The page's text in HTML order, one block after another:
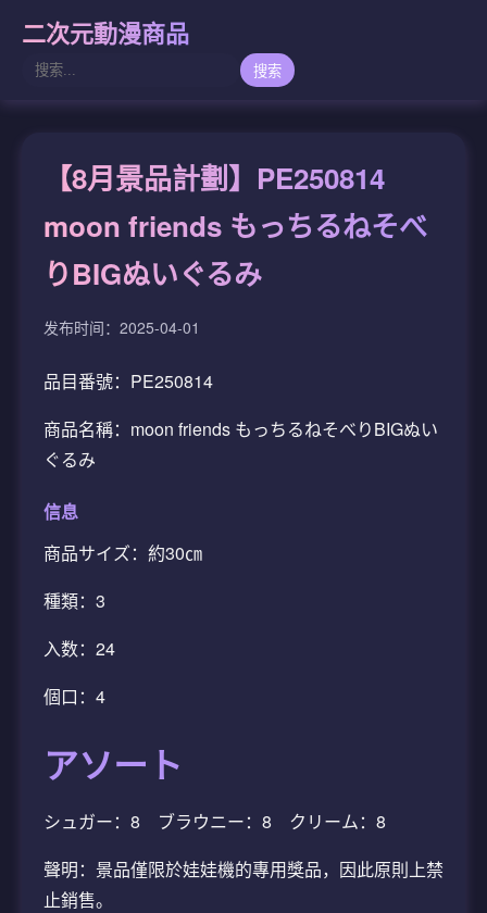
二次元動漫商品
搜索
【8月景品計劃】PE250814
moon friends もっちるねそべ
りBIGぬいぐるみ
发布时间：2025-04-01
品目番號：PE250814
商品名稱：moon friends もっちるねそべりBIGぬい
ぐるみ
信息
商品サイズ：約30㎝
種類：3
入数：24
個口：4
アソート
シュガー：8 ブラウニー：8 クリーム：8
聲明：景品僅限於娃娃機的專用獎品，因此原則上禁
止銷售。